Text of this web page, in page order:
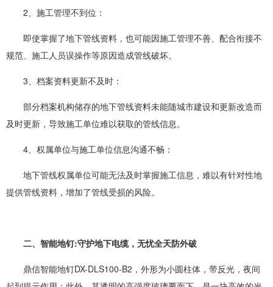
‌2、施工管理不到位‌：
即使掌握了地下管线资料，也可能因施工管理不善、配合衔接不
规范、施工人员误操作等原因造成管线破坏。
3、档案资料更新不及时‌：
部分档案机构储存的地下管线资料未能随城市建设和更新改造而
及时更新，导致施工单位难以获取的管线信息。
‌4、权属单位与施工单位信息沟通不畅‌：
地下管线权属单位可能无法及时掌握施工信息，难以有针对性地
提供管线资料，增加了管线受损的风险。
二、智能地钉:守护地下电缆，无忧全天防外破
鼎信智能地钉DX-DLS100-B2，外形为小圆柱体，带反光，夜间